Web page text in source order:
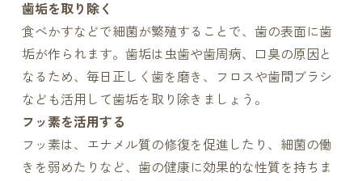
歯垢を取り除く
食べかすなどで細菌が繁殖することで、歯の表面に歯
垢が作られます。歯垢は虫歯や歯周病、口臭の原因と
なるため、毎日正しく歯を磨き、フロスや歯間ブラシ
なども活用して歯垢を取り除きましょう。
フッ素を活用する
フッ素は、エナメル質の修復を促進したり、細菌の働
きを弱めたりなど、歯の健康に効果的な性質を持ちま